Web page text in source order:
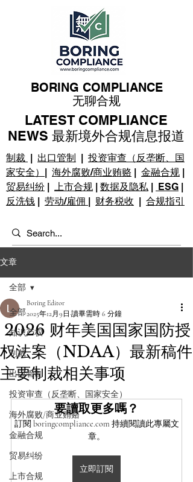
制裁 | 出口管制 | 投资审查（反垄断、国
家安全） | 海外腐败/商业贿赂 | 金融合规 |
贸易纠纷 | 上市合规 | 数据及隐私 | ESG |
反洗钱 | 劳动/雇佣 | 财务税收 | 合规指引
BORING COMPLIANCE
无聊合规
LATEST COMPLIANCE
NEWS 最新境外合规信息报道
文章
全部
知识产权
制裁
出口管制
投资审查（反垄断、国家安全）
海外腐败/商业贿赂
金融合规
贸易纠纷
上市合规
全部
2026 财年美国国家国防授
权法案（NDAA）最新稿件
主要制裁相关事项
Boring Editor
2025年12月9日 讀畢需時 6 分鐘
要讀取更多嗎？
訂閱 boringcompliance.com 持續閱讀此專屬文
章。
立即訂閱